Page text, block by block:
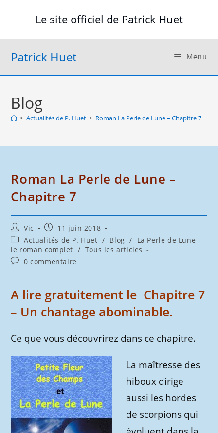
Le site officiel de Patrick Huet
Patrick Huet Menu
Blog
> Actualités de P. Huet > Roman La Perle de Lune – Chapitre 7
Roman La Perle de Lune –
Chapitre 7
Auteur/autrice
de
la
publication :
Vic
Publication
publiée :
11 juin 2018
Post
category:
Actualités de P. Huet / Blog /
La Perle de Lune -
le roman complet / Tous les articles
Commentaires
la
publication :
0 commentaire
A lire gratuitement le Chapitre 7
– Un chantage abominable.
Ce que vous découvrirez dans ce chapitre.
La maîtresse des
hiboux dirige
aussi les hordes
de scorpions qui